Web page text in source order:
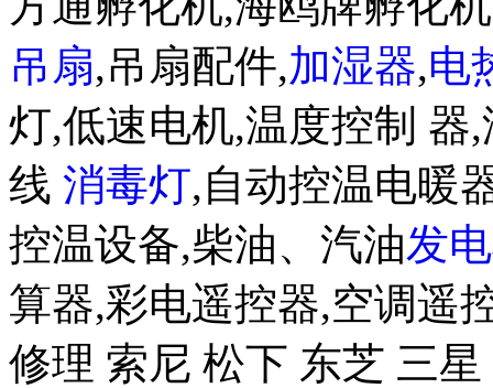
吊扇,吊扇配件,加湿器,电
灯,低速电机,温度控制 器
线 消毒灯,自动控温电暖
控温设备,柴油、汽油发
算器,彩电遥控器,空调遥
修理 索尼 松下 东芝 三